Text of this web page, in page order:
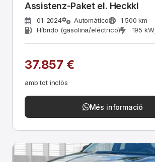
Assistenz-Paket el. Heckkl
01-2024 Automático
1.500 km
Híbrido (gasolina/eléctrico)
195 kW
37.857 €
amb tot inclòs
Més informació